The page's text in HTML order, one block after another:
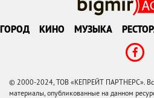
ГОРОД КИНО МУЗЫКА
© 2000-2024, ТОВ «КЕПРЕЙТ ПАРТНЕРС».
материалы, опубликованные на данном